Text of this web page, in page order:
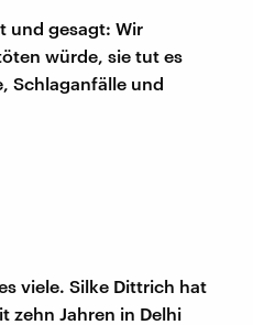
und gesagt: Wir
würde, sie tut es
Schlaganfälle und
viele. Silke Dittrich hat
zehn Jahren in Delhi